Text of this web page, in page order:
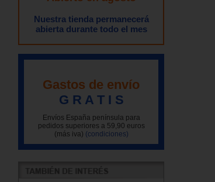
Nuestra tienda permanecerá
abierta durante todo el mes
Gastos de envío
G R A T I S
Envíos España península para
pedidos superiores a 59,90 euros
(más iva) (condiciones)